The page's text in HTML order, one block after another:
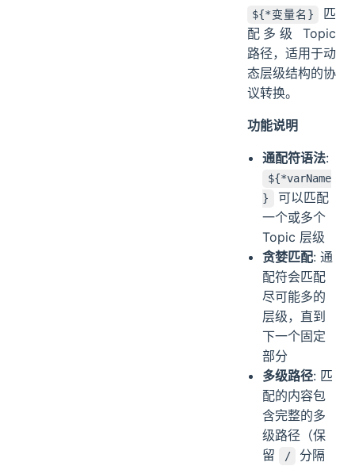
${*变量名}
匹
配多级 Topic
路径，适用于动
态层级结构的协
议转换。
功能说明
通配符语法:
${*varName
}
可以匹配
一个或多个
Topic 层级
贪婪匹配: 通
配符会匹配
尽可能多的
层级，直到
下一个固定
部分
多级路径: 匹
配的内容包
含完整的多
级路径（保
留
/
分隔